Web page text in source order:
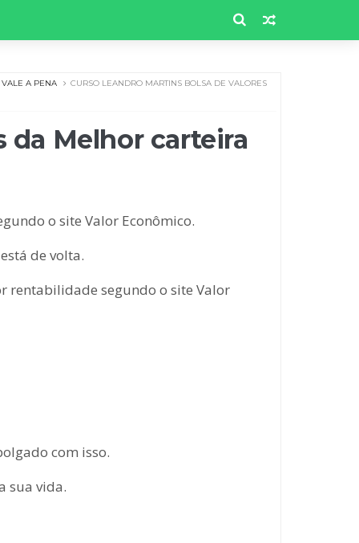
VALE A PENA
CURSO LEANDRO MARTINS BOLSA DE VALORES
da Melhor carteira
o site Valor Econômico.
de volta.
rentabilidade segundo o site Valor
com isso.
sua vida.